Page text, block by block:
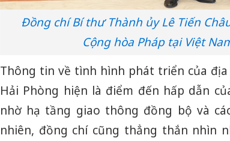
Đồng chí Bí thư Thành ủy Lê Tiến
Cộng hòa Pháp tại Việt
Thông tin về tình hình phát triển của
Hải Phòng hiện là điểm đến hấp dẫn
nhờ hạ tầng giao thông đồng bộ và
nhiên, đồng chí cũng thẳng thắn nhìn